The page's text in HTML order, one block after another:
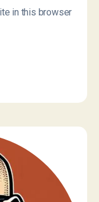
in this browser